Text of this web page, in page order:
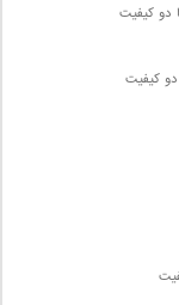
دو کیفیت
کیفیت